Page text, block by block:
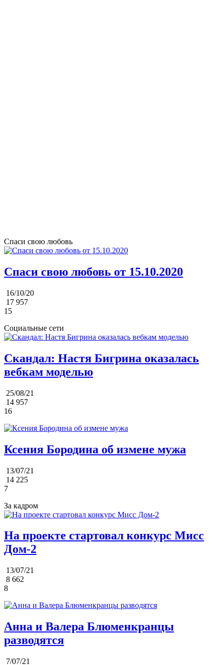
Спаси свою любовь
Спаси свою любовь от 15.10.2020
16/10/20
17 957
15
Социальные сети
Скандал: Настя Бигрина оказалась
вебкам моделью
25/08/21
14 957
16
Ксения Бородина об измене мужа
13/07/21
14 225
7
За кадром
На проекте стартовал конкурс Мисс
Дом-2
13/07/21
8 662
8
Анна и Валера Блюменкранцы
разводятся
7/07/21